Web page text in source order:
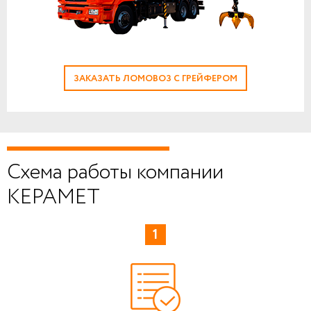
ЗАКАЗАТЬ ЛОМОВОЗ С ГРЕЙФЕРОМ
Схема работы компании
КЕРАМЕТ